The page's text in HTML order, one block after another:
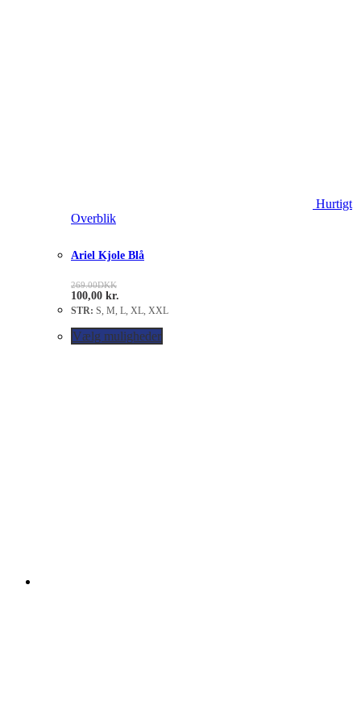
Hurtigt
Overblik
Ariel Kjole Blå
269.00DKK
100,00 kr.
STR: S, M, L, XL, XXL
Vælg muligheder